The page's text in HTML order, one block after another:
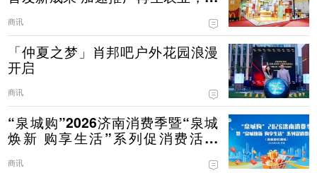
商讯
「仲夏之梦」肖邦吧户外花园浪漫
开启
商讯
“泉城购”2026济南消费季暨“泉城
焕新 购享生活”系列促消费活动
商讯